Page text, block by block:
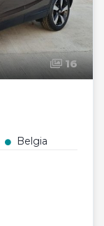
16
Belgia